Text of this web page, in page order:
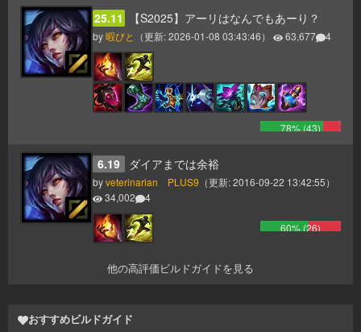
25.11 【S2025】アーリはなんでもあーり？
by暇びと （更新:2026-01-08 03:43:46） 63,677 4
78% (43)
6.19 ダイアまでは余裕
byveterinarian PLUS9 （更新:2016-09-22 13:42:55）
34,002
4
60% (26)
他の高評価ビルドガイドを見る
おすすめビルドガイド